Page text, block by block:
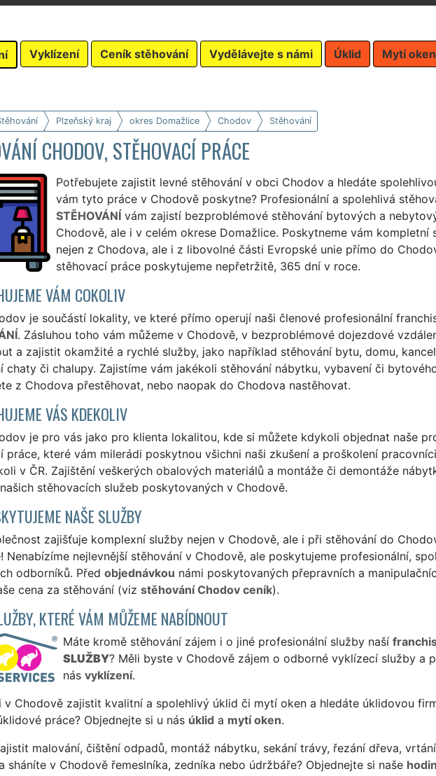
Vyklízení Ceník stěhování Vydělávejte s námi Úklid Mytí oken
Plzeňský kraj okres Domažlice Chodov Stěhování
CHODOV, STĚHOVACÍ PRÁCE
Potřebujete zajistit levné stěhování v obci Chodov a hledáte
vám tyto práce v Chodově poskytne? Profesionální a spolehlivá
STĚHOVÁNÍvám zajistí bezproblémové stěhování bytových a
Chodově, ale i v celém okrese Domažlice. Poskytneme vám kompletní
nejen z Chodova, ale i z libovolné části Evropské unie přímo do
stěhovací práce poskytujeme nepřetržitě, 365 dní v roce.
VÁM COKOLIV
je součástí lokality, ve které přímo operují naši členové profesionální
. Zásluhou toho vám můžeme v Chodově, v bezproblémové dojezdové
a zajistit okamžité a rychlé služby, jako například stěhování bytu, domu,
chaty či chalupy. Zajistíme vám jakékoli stěhování nábytku, vybavení či
z Chodova přestěhovat, nebo naopak do Chodova nastěhovat.
VÁS KDEKOLIV
je pro vás jako pro klienta lokalitou, kde si můžete kdykoli objednat naše
práce, které vám milerádi poskytnou všichni naši zkušení a proškolení
v ČR. Zajištění veškerých obalových materiálů a montáže či demontáže
stěhovacích služeb poskytovaných v Chodově.
NAŠE SLUŽBY
zajišťuje komplexní služby nejen v Chodově, ale i při stěhování do
Nenabízíme nejlevnější stěhování v Chodově, ale poskytujeme profesionální,
odborníků. Před objednávkou námi poskytovaných přepravních a
cena za stěhování (viz stěhování Chodov ceník).
KTERÉ VÁM MŮŽEME NABÍDNOUT
Máte kromě stěhování zájem i o jiné profesionální služby naší
SLUŽBY? Měli byste v Chodově zájem o odborné vyklízecí služby a
nás vyklízení.
v Chodově zajistit kvalitní a spolehlivý úklid či mytí oken a hledáte úklidovou
práce? Objednejte si u nás úklid a mytí oken.
malování, čištění odpadů, montáž nábytku, sekání trávy, řezání dřeva,
sháníte v Chodově řemeslníka, zedníka nebo údržbáře? Objednejte si naše